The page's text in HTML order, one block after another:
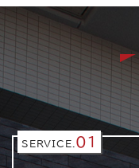
SERVICE. 01